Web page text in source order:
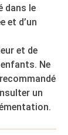
dans le
et d’un
et de
Ne
un